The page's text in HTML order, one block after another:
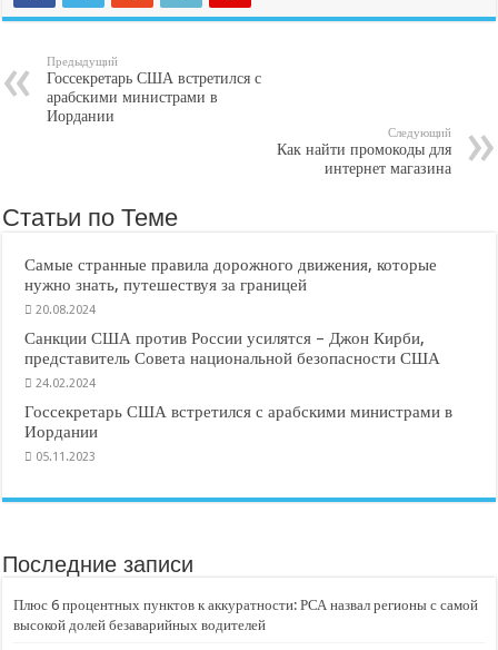
Предыдущий
Госсекретарь США встретился с
арабскими министрами в
Иордании
Следующий
Как найти промокоды для
интернет магазина
Статьи по Теме
Самые странные правила дорожного движения, которые
нужно знать, путешествуя за границей
20.08.2024
Санкции США против России усилятся – Джон Кирби,
представитель Совета национальной безопасности США
24.02.2024
Госсекретарь США встретился с арабскими министрами в
Иордании
05.11.2023
Последние записи
Плюс 6 процентных пунктов к аккуратности: РСА назвал регионы с самой
высокой долей безаварийных водителей